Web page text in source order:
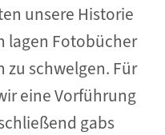
unsere Historie
lagen Fotobücher
zu schwelgen. Für
eine Vorführung
gabs